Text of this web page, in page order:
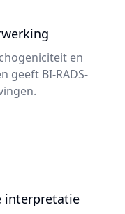
en
geeft BI-RADS-
interpretatie